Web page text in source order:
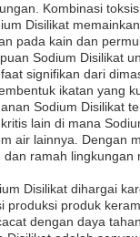
Kombinasi
Disilikat
pada kain dan
Sodium Disilikat
signifikan dari
ikatan yang
Sodium Disilikat
lain di mana
air lainnya. Dengan
ramah
Disilikat dihargai
produksi produk
dengan daya